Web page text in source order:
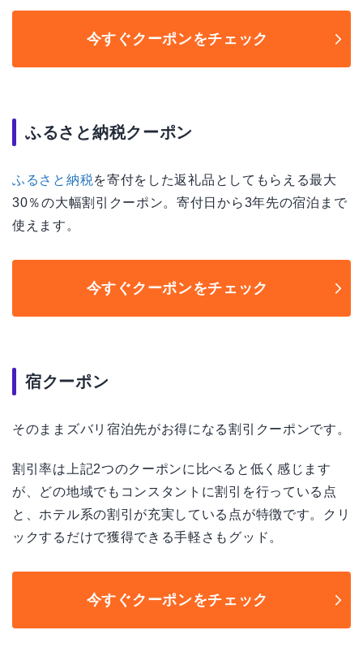
今すぐクーポンをチェック
ふるさと納税クーポン
ふるさと納税を寄付をした返礼品としてもらえる最大
30％の大幅割引クーポン。寄付日から3年先の宿泊まで
使えます。
今すぐクーポンをチェック
宿クーポン
そのままズバリ宿泊先がお得になる割引クーポンです。
割引率は上記2つのクーポンに比べると低く感じます
が、どの地域でもコンスタントに割引を行っている点
と、ホテル系の割引が充実している点が特徴です。クリ
ックするだけで獲得できる手軽さもグッド。
今すぐクーポンをチェック